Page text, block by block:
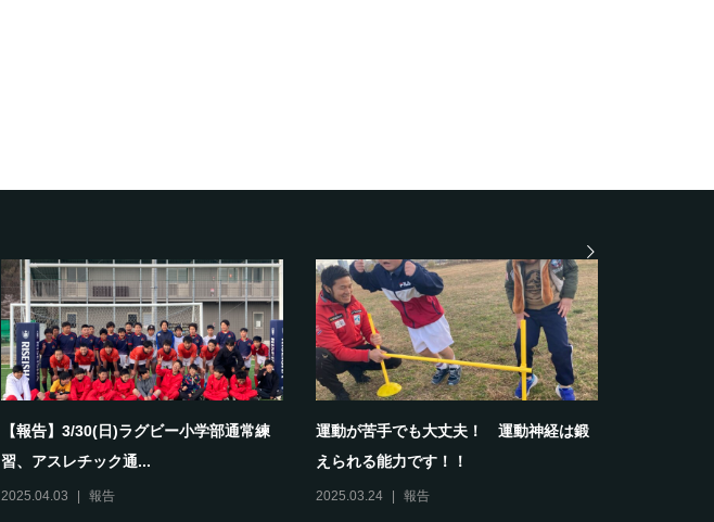
【報告】3/30(日)ラグビー小学部通常練
習、アスレチック通...
2025.04.03 報告
運動が苦手でも大丈夫！ 運動神経は鍛
えられる能力です！！
2025.03.24 報告